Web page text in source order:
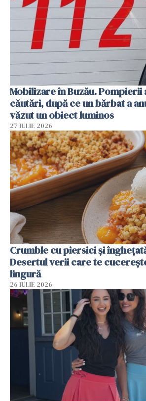
Mobilizare în Buzău. Pompierii
căutări, după ce un bărbat a
văzut un obiect luminos
27 IULIE 2026
Crumble cu piersici și
Desertul verii care te
lingură
26 IULIE 2026